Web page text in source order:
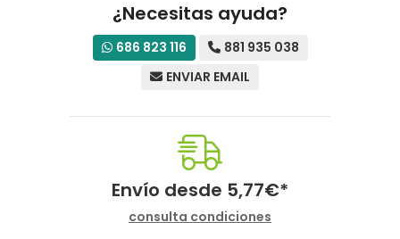
¿Necesitas ayuda?
686 823 116
881 935 038
ENVIAR EMAIL
Envío desde 5,77€*
consulta condiciones